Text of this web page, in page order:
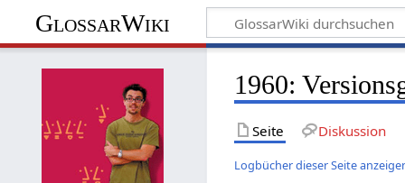
GlossarWiki
1960:
Seite Diskussion
Logbücher dieser Seite